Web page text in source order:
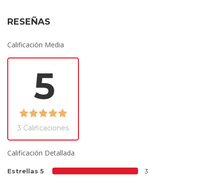
RESEÑAS
Calificación Media
5
3 Calificaciones
Calificación Detallada
Estrellas 5 3